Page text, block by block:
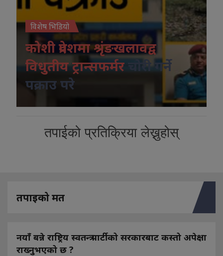
विशेष भिडियो
कोशी प्रदेशमा श्रृंङखलावद्व
विधुतीय ट्रान्सफर्मर
चोरी गर्ने
पक्राउ परे
तपाईको प्रतिक्रिया लेख्नुहोस्
तपाइको मत
नयाँ बन्ने राष्ट्रिय स्वतन्त्र पार्टीको सरकारबाट कस्तो अपेक्षा
राख्नुभएको छ ?